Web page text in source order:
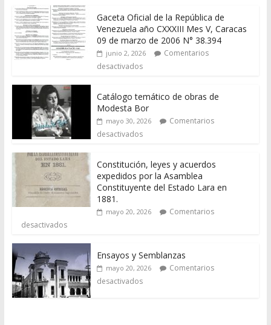
Gaceta Oficial de la República de
Venezuela año CXXXIII Mes V, Caracas
09 de marzo de 2006 N° 38.394
junio 2, 2026
Comentarios
desactivados
Catálogo temático de obras de
Modesta Bor
mayo 30, 2026
Comentarios
desactivados
Constitución, leyes y acuerdos
expedidos por la Asamblea
Constituyente del Estado Lara en
1881.
mayo 20, 2026
Comentarios
desactivados
Ensayos y Semblanzas
mayo 20, 2026
Comentarios
desactivados